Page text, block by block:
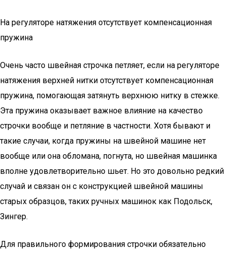
На регуляторе натяжения отсутствует компенсационная
пружина
Очень часто швейная строчка петляет, если на регуляторе
натяжения верхней нитки отсутствует компенсационная
пружина, помогающая затянуть верхнюю нитку в стежке.
Эта пружина оказывает важное влияние на качество
строчки вообще и петляние в частности. Хотя бывают и
такие случаи, когда пружины на швейной машине нет
вообще или она обломана, погнута, но швейная машинка
вполне удовлетворительно шьет. Но это довольно редкий
случай и связан он с конструкцией швейной машины
старых образцов, таких ручных машинок как Подольск,
Зингер.
Для правильного формирования строчки обязательно